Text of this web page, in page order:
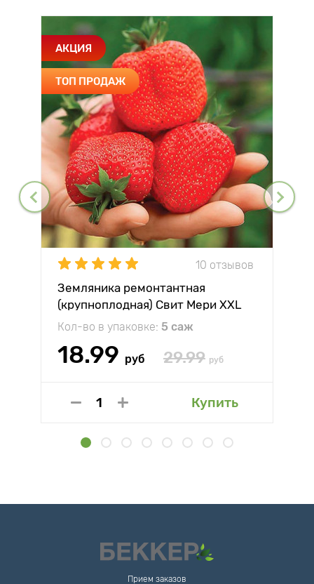
АКЦИЯ
ТОП ПРОДАЖ
10 отзывов
Земляника ремонтантная
(крупноплодная) Свит Мери XXL
Кол-во в упаковке: 5 саж
18.99 руб 29.99 руб
Купить
Прием заказов